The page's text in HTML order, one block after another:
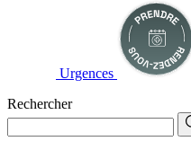
Urgences
Rechercher